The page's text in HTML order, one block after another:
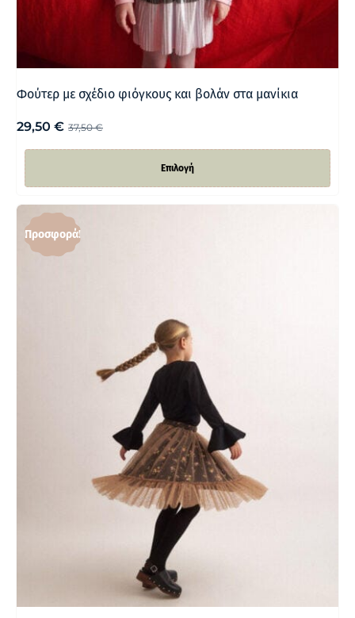
Φούτερ με σχέδιο φιόγκους και βολάν στα μανίκια
37,50€
29,50 €
Επιλογή
Προσφορά!